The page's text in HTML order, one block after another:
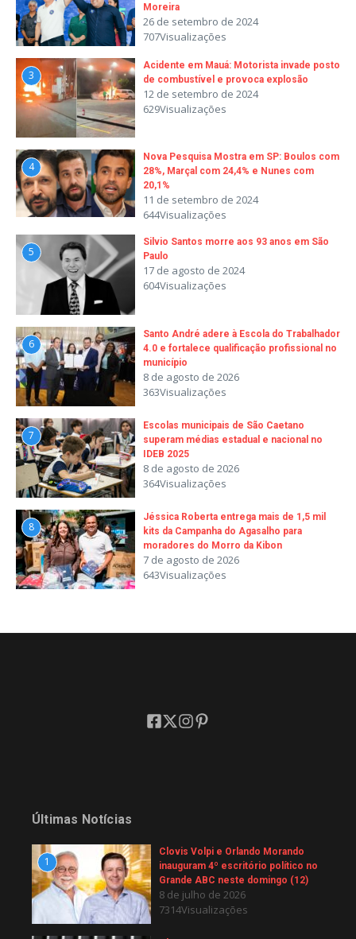
Moreira
26 de setembro de 2024
707Visualizações
3
Acidente em Mauá: Motorista invade posto
de combustível e provoca explosão
12 de setembro de 2024
629Visualizações
4
Nova Pesquisa Mostra em SP: Boulos com
28%, Marçal com 24,4% e Nunes com
20,1%
11 de setembro de 2024
644Visualizações
5
Silvio Santos morre aos 93 anos em São
Paulo
17 de agosto de 2024
604Visualizações
6
Santo André adere à Escola do Trabalhador
4.0 e fortalece qualificação profissional no
município
8 de agosto de 2026
363Visualizações
7
Escolas municipais de São Caetano
superam médias estadual e nacional no
IDEB 2025
8 de agosto de 2026
364Visualizações
8
Jéssica Roberta entrega mais de 1,5 mil
kits da Campanha do Agasalho para
moradores do Morro da Kibon
7 de agosto de 2026
643Visualizações
Últimas Notícias
1
Clovis Volpi e Orlando Morando
inauguram 4º escritório político no
Grande ABC neste domingo (12)
8 de julho de 2026
7314Visualizações